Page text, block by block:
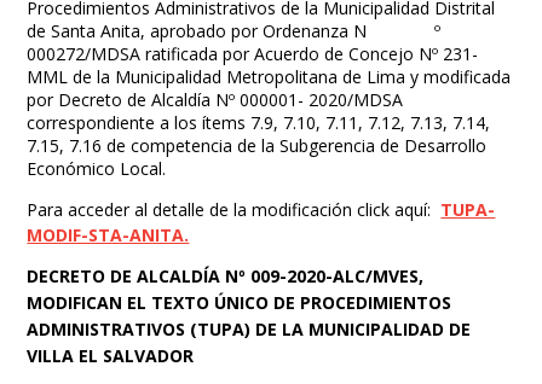
Procedimientos Administrativos de la Municipalidad Distrital
de Santa Anita, aprobado por Ordenanza N º
000272/MDSA ratificada por Acuerdo de Concejo Nº 231-
MML de la Municipalidad Metropolitana de Lima y modificada
por Decreto de Alcaldía Nº 000001- 2020/MDSA
correspondiente a los ítems 7.9, 7.10, 7.11, 7.12, 7.13, 7.14,
7.15, 7.16 de competencia de la Subgerencia de Desarrollo
Económico Local.
Para acceder al detalle de la modificación click aquí: TUPA-
MODIF-STA-ANITA.
DECRETO DE ALCALDÍA Nº 009-2020-ALC/MVES,
MODIFICAN EL TEXTO ÚNICO DE PROCEDIMIENTOS
ADMINISTRATIVOS (TUPA) DE LA MUNICIPALIDAD DE
VILLA EL SALVADOR